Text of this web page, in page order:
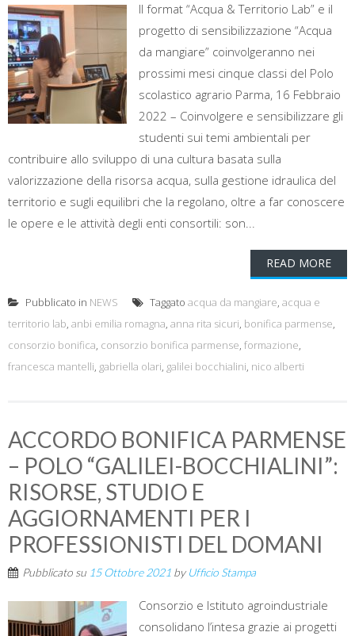
Il format “Acqua & Territorio Lab” e il
progetto di sensibilizzazione “Acqua
da mangiare” coinvolgeranno nei
prossimi mesi cinque classi del Polo
scolastico agrario Parma, 16 Febbraio
2022 – Coinvolgere e sensibilizzare gli
studenti sui temi ambientali per
contribuire allo sviluppo di una cultura basata sulla
valorizzazione della risorsa acqua, sulla gestione idraulica del
territorio e sugli equilibri che la regolano, oltre a far conoscere
le opere e le attività degli enti consortili: son...
READ MORE
Pubblicato in NEWS Taggato acqua da mangiare, acqua e
territorio lab, anbi emilia romagna, anna rita sicuri, bonifica parmense,
consorzio bonifica, consorzio bonifica parmense, formazione,
francesca mantelli, gabriella olari, galilei bocchialini, nico alberti
ACCORDO BONIFICA PARMENSE
– POLO “GALILEI-BOCCHIALINI”:
RISORSE, STUDIO E
AGGIORNAMENTI PER I
PROFESSIONISTI DEL DOMANI
Pubblicato su 15 Ottobre 2021 by Ufficio Stampa
Consorzio e Istituto agroindustriale
consolidano l’intesa grazie ai progetti